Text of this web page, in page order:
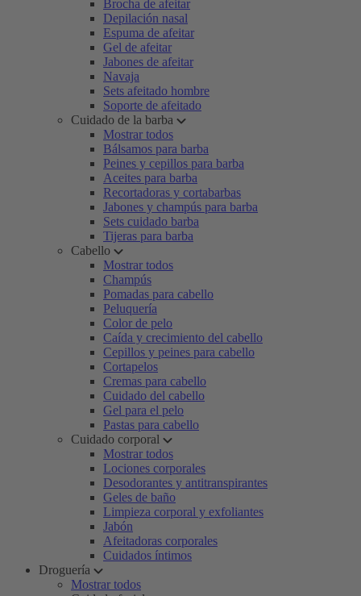
Brocha de afeitar
Depilación nasal
Espuma de afeitar
Gel de afeitar
Jabones de afeitar
Navaja
Sets afeitado hombre
Soporte de afeitado
Cuidado de la barba
Mostrar todos
Bálsamos para barba
Peines y cepillos para barba
Aceites para barba
Recortadoras y cortabarbas
Jabones y champús para barba
Sets cuidado barba
Tijeras para barba
Cabello
Mostrar todos
Champús
Pomadas para cabello
Peluquería
Color de pelo
Caída y crecimiento del cabello
Cepillos y peines para cabello
Cortapelos
Cremas para cabello
Cuidado del cabello
Gel para el pelo
Pastas para cabello
Cuidado corporal
Mostrar todos
Lociones corporales
Desodorantes y antitranspirantes
Geles de baño
Limpieza corporal y exfoliantes
Jabón
Afeitadoras corporales
Cuidados íntimos
Droguería
Mostrar todos